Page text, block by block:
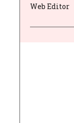
Web Editor